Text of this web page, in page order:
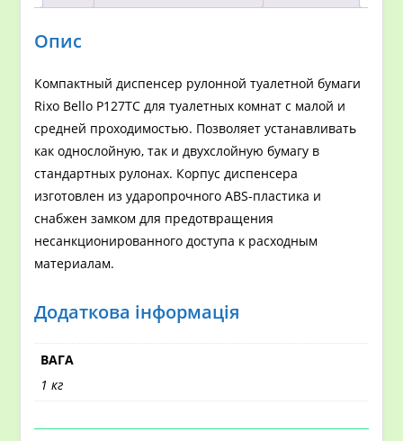
Опис
Компактный диспенсер рулонной туалетной бумаги
Rixo Bello P127TC для туалетных комнат с малой и
средней проходимостью. Позволяет устанавливать
как однослойную, так и двухслойную бумагу в
стандартных рулонах. Корпус диспенсера
изготовлен из ударопрочного ABS-пластика и
снабжен замком для предотвращения
несанкционированного доступа к расходным
материалам.
Додаткова інформація
ВАГА
1 кг